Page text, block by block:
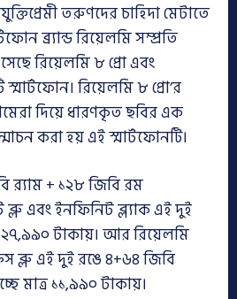
তরুণদের চাহিদা মেটাতে
ব্র্যান্ড রিয়েলমি সম্প্রতি
রিয়েলমি ৮ প্রো এবং
রিয়েলমি ৮ প্রো’র
দিয়ে ধারণকৃত ছবির এক
করা হয় এই স্মার্টফোনটি।
র‍্যাম + ১২৮ জিবি রম
ব্লু এবং ইনফিনিট ব্ল্যাক এই দুই
২৭,৯৯০ টাকায়। আর রিয়েলমি
ব্লু এই দুই রঙে ৪+৬৪ জিবি
মাত্র ১১,৯৯০ টাকায়।